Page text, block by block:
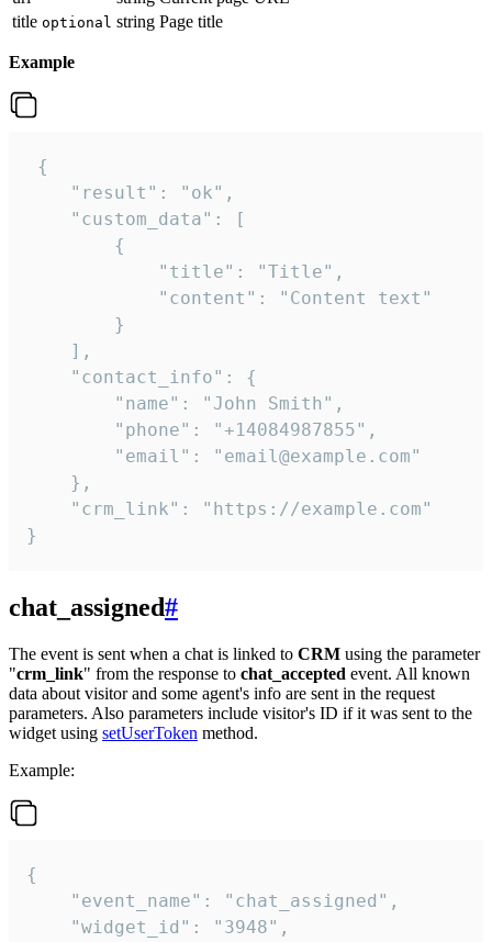
title optional string Page title
Example
{
    "result": "ok",
    "custom_data": [
        {
            "title": "Title",
            "content": "Content text"
        }
    ],
    "contact_info": {
        "name": "John Smith",
        "phone": "+14084987855",
        "email": "email@example.com"
    },
    "crm_link": "https://example.com"
}
chat_assigned#
The event is sent when a chat is linked to CRM using the parameter
"crm_link" from the response to chat_accepted event. All known
data about visitor and some agent's info are sent in the request
parameters. Also parameters include visitor's ID if it was sent to the
widget using setUserToken method.
Example:
{
    "event_name": "chat_assigned",
    "widget_id": "3948",